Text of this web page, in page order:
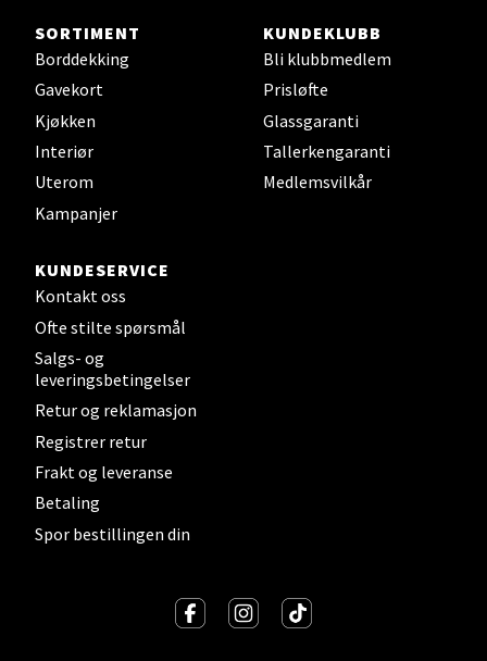
SORTIMENT
Borddekking
Gavekort
Kjøkken
Interiør
Uterom
Kampanjer
KUNDEKLUBB
Bli klubbmedlem
Prisløfte
Glassgaranti
Tallerkengaranti
Medlemsvilkår
KUNDESERVICE
Kontakt oss
Ofte stilte spørsmål
Salgs- og
leveringsbetingelser
Retur og reklamasjon
Registrer retur
Frakt og leveranse
Betaling
Spor bestillingen din
Bergen - Horisont
Åpent i dag 10-21
Sandefjord - Hvaltorvet
Torget 7, 3210 Sandefjord
Åpent i dag 10-20
Karlsøyveien 12, 9015 Tromsø